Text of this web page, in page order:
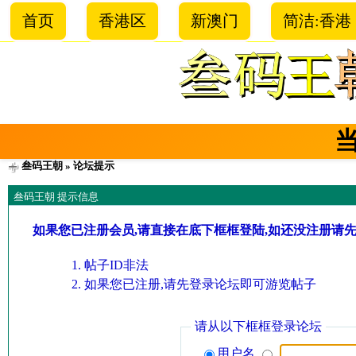
首页 香港区 新澳门 简洁:香港
叁码王朝 » 论坛提示
叁码王朝 提示信息
如果您已注册会员,请直接在底下框框登陆,如还没注册请
帖子ID非法
如果您已注册,请先登录论坛即可游览帖子
请从以下框框登录论坛
用户名